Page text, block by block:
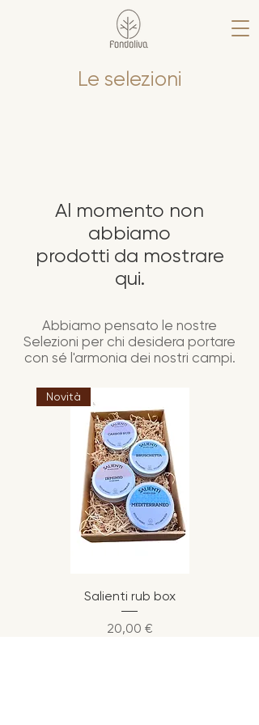
Le selezioni
Al momento non
abbiamo
prodotti da mostrare
qui.
Abbiamo pensato le nostre
Selezioni per chi desidera portare
con sé l'armonia dei nostri campi.
Novità
Salienti rub box
Prezzo
20,00 €